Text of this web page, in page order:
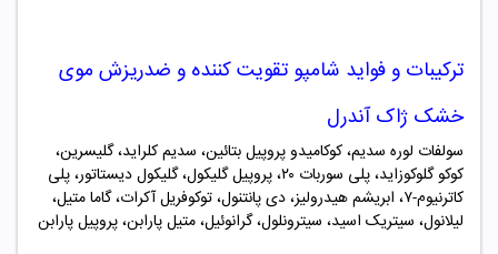
ترکیبات و فواید شامپو تقویت کننده و ضدریزش موی
خشک ژاک آندرل
سولفات لوره سدیم، کوکامیدو پروپیل بتائین، سدیم کلراید، گلیسرین،
کوکو گلوکوزاید، پلی سوربات ۲۰، پروپیل گلیکول، گلیکول دیستاتور، پلی
کاترنیوم-۷، ابریشم هیدرولیز، دی پانتنول، توکوفریل آکرات، گاما متیل،
لیلانول، سیتریک اسید، سیترونلول، گرانوئیل، متیل پارابن، پروپیل پارابن